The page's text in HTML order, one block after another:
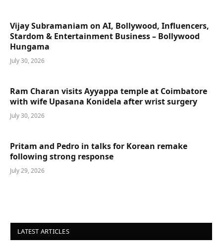
Vijay Subramaniam on AI, Bollywood, Influencers,
Stardom & Entertainment Business – Bollywood
Hungama
July 30, 2026
Ram Charan visits Ayyappa temple at Coimbatore
with wife Upasana Konidela after wrist surgery
July 30, 2026
Pritam and Pedro in talks for Korean remake
following strong response
July 29, 2026
LATEST ARTICLES